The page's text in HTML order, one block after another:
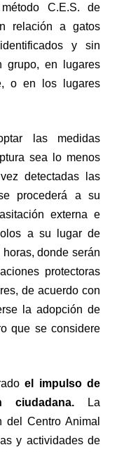
C.E.S. de
relación a gatos
y sin
grupo, en lugares
o en los lugares
las medidas
sea lo menos
detectadas las
procederá a su
externa e
a su lugar de
donde serán
protectoras
de acuerdo con
la adopción de
que se considere
el impulso de
ciudadana. La
del Centro Animal
y actividades de